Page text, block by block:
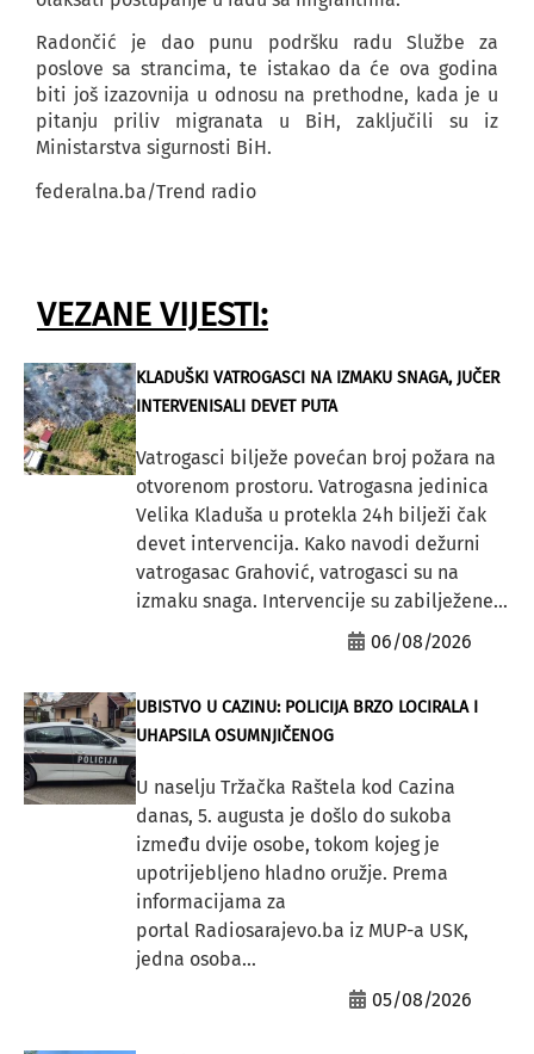
Radončić je dao punu podršku radu Službe za
poslove sa strancima, te istakao da će ova godina
biti još izazovnija u odnosu na prethodne, kada je u
pitanju priliv migranata u BiH, zaključili su iz
Ministarstva sigurnosti BiH.
federalna.ba/Trend radio
VEZANE VIJESTI:
KLADUŠKI VATROGASCI NA IZMAKU SNAGA, JUČER
INTERVENISALI DEVET PUTA
Vatrogasci bilježe povećan broj požara na
otvorenom prostoru. Vatrogasna jedinica
Velika Kladuša u protekla 24h bilježi čak
devet intervencija. Kako navodi dežurni
vatrogasac Grahović, vatrogasci su na
izmaku snaga. Intervencije su zabilježene...
06/08/2026
UBISTVO U CAZINU: POLICIJA BRZO LOCIRALA I
UHAPSILA OSUMNJIČENOG
U naselju Tržačka Raštela kod Cazina
danas, 5. augusta je došlo do sukoba
između dvije osobe, tokom kojeg je
upotrijebljeno hladno oružje. Prema
informacijama za
portal Radiosarajevo.ba iz MUP-a USK,
jedna osoba...
05/08/2026